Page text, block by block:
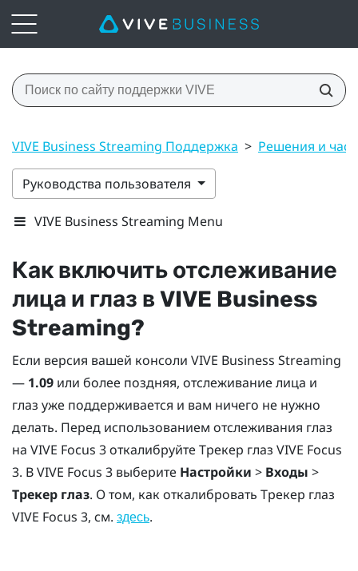
VIVE Business Streaming Поддержка > Решения и
Руководства пользователя
VIVE Business Streaming Menu
Как включить отслеживание
лица и глаз в VIVE Business
Streaming?
Если версия вашей консоли VIVE Business Streaming
— 1.09 или более поздняя, отслеживание лица и
глаз уже поддерживается и вам ничего не нужно
делать. Перед использованием отслеживания глаз
на VIVE Focus 3откалибруйте Трекер глаз VIVE Focus
3. ВVIVE Focus 3 выберите Настройки > Входы >
Трекер глаз. О том, как откалибровать Трекер глаз
VIVE Focus 3, см. здесь.